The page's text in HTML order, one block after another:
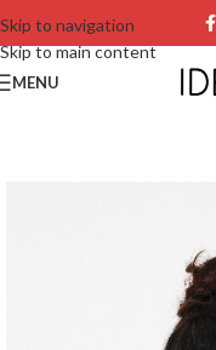
Skip to navigation
Skip to main content
MENU